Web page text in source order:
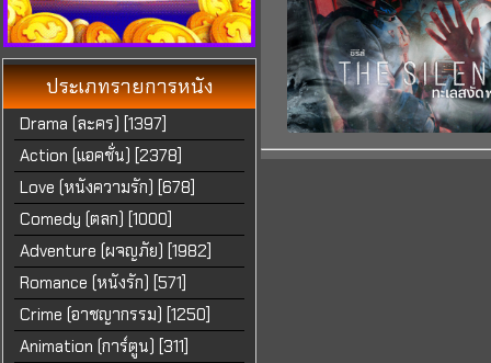
ประเภทรายการหนัง
Drama (ละคร) [1397]
Action (แอคชั่น) [2378]
Love (หนังความรัก) [678]
Comedy (ตลก) [1000]
Adventure (ผจญภัย) [1982]
Romance (หนังรัก) [571]
Crime (อาชญากรรม) [1250]
Animation (การ์ตูน) [311]